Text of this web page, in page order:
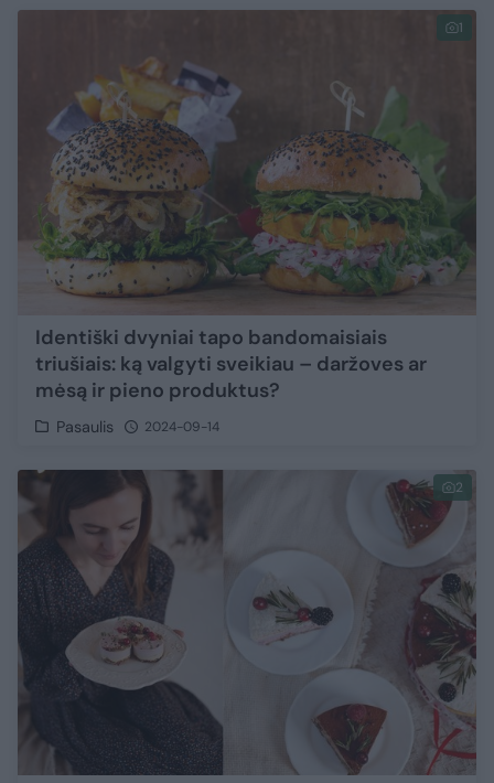
1
Identiški dvyniai tapo bandomaisiais
triušiais: ką valgyti sveikiau – daržoves ar
mėsą ir pieno produktus?
Pasaulis 2024-09-14
2